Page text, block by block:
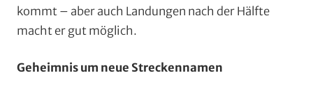
kommt – aber auch Landungen nach der Hälfte
macht er gut möglich.
Geheimnis um neue Streckennamen